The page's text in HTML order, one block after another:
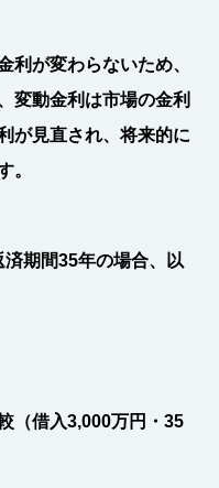
利が変わらないため、
変動金利は市場の金利
が見直され、将来的に
。
期間35年の場合、以
（借入3,000万円・35